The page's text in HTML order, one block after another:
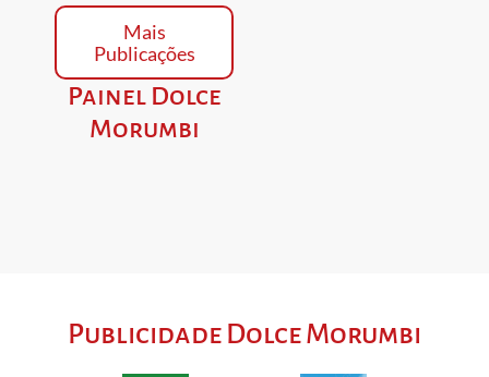
Mais
Publicações
Painel Dolce
Morumbi
Publicidade Dolce Morumbi